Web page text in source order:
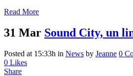
Read More
31 Mar Sound City, un
Posted at 15:33h in News by Jeanne 0
0 Likes
Share